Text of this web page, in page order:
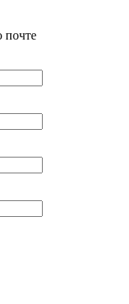
почте